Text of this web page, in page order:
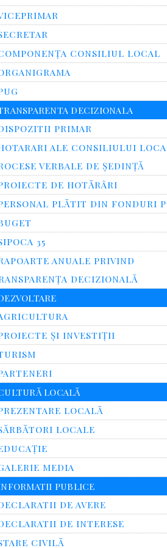
CONSILIUL LOCAL
DECIZIONALA
PRIMAR
ALE CONSILIULUI
VERBALE DE ȘEDINȚĂ
DE HOTĂRÂRI
PLĂTIT DIN FONDURI
35
ANUALE PRIVIND
DECIZIONALĂ
ȘI INVESTIȚII
LOCALĂ
LOCALĂ
LOCALE
MEDIA
PUBLICE
DE AVERE
DE INTERESE
CIVILĂ